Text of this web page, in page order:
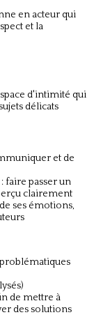
en acteur qui
et la
d'intimité qui
délicats
et de
faire passer un
clairement
ses émotions,
de mettre à
des solutions